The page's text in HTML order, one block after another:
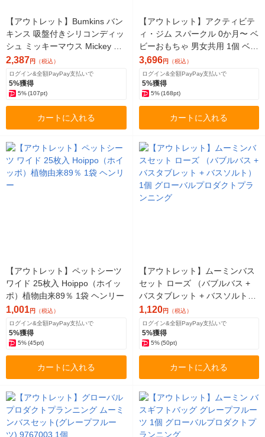
【アウトレット】Bumkins バン
キンス 吸盤付きシリコンディッ
シュ ミッキーマウス Mickey 1
個
2,387円 （税込）
ログイン&全額PayPay支払いで
5%獲得
5%(107pt)
カートに入れる
【アウトレット】アクティビテ
ィ・ジム スパークル 0か月〜 ベ
ビーおもちゃ 男女共用 1個 ベル
ニコ
3,696円 （税込）
ログイン&全額PayPay支払いで
5%獲得
5% (168pt)
カートに入れる
【アウトレット】ペットシーツ
ワイド 25枚入 Hoippo（ホイッ
ポ）植物由来89％ 1袋 ヘンリー
1,001円 （税込）
ログイン&全額PayPay支払いで
5%獲得
5%(45pt)
カートに入れる
【アウトレット】ムーミンバス
セット ローズ （バブルバス +
バスタブレット + バスソルト）
1個 グローバルプロダクトプラ
ンニング
1,120円 （税込）
ログイン&全額PayPay支払いで
5%獲得
5% (50pt)
カートに入れる